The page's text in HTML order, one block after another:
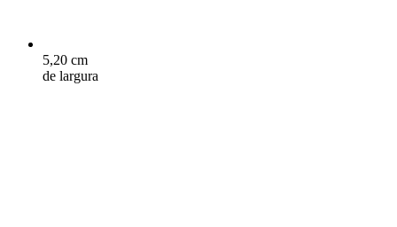
5,20 cm
de largura